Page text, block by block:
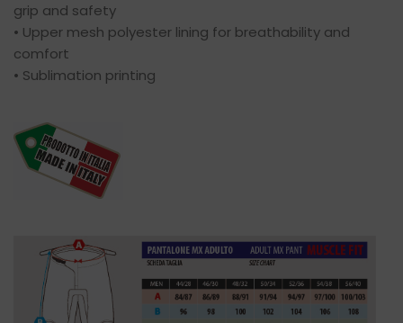
grip and safety
• Upper mesh polyester lining for breathability and
comfort
• Sublimation printing